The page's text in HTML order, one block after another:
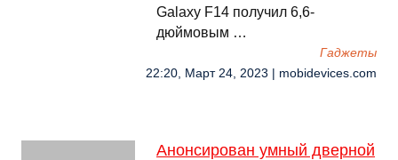
Galaxy F14 получил 6,6-
дюймовым …
Гаджеты
22:20, Март 24, 2023 | mobidevices.com
Анонсирован умный дверной